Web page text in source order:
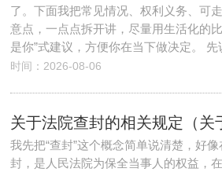
了。下面我把常见情况、权利义务、可
意点，一点点拆开讲，尽量用生活化的
是你”式建议，方便你在当下做决定。 先
时间：2026-08-06
我先把“查封”这个概念简单说清楚，好
封，是人民法院为保全当事人的权益，